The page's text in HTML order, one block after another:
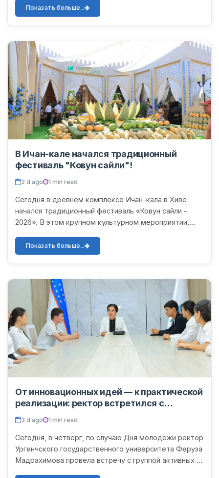
ректора Ферузы...
Показать больше...
В Ичан-кале начался традиционный
фестиваль "Ковун сайли"!
2 d ago 1 min read
Сегодня в древнем комплексе Ичан-кала в Хиве
начался традиционный фестиваль «Ковун сайли –
2026». В этом крупном культурном мероприятии,
многовековые традиции и сов...
Показать больше...
От инновационных идей — к практической
реализации: ректор встретился с
молодёжью
3 d ago 1 min read
Сегодня, в четверг, по случаю Дня молодёжи ректор
Ургенчского государственного университета Феруза
Мадрахимова провела встречу с группой активных и